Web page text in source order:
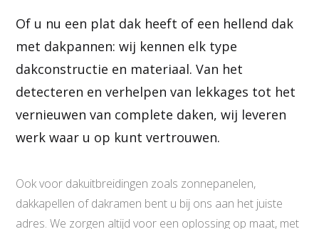
Of u nu een plat dak heeft of een hellend dak
met dakpannen: wij kennen elk type
dakconstructie en materiaal. Van het
detecteren en verhelpen van lekkages tot het
vernieuwen van complete daken, wij leveren
werk waar u op kunt vertrouwen.
Ook voor dakuitbreidingen zoals zonnepanelen,
dakkapellen of dakramen bent u bij ons aan het juiste
adres. We zorgen altijd voor een oplossing op maat, met